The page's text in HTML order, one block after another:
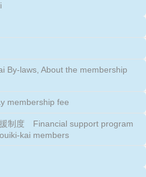
By-laws, About the membership
membership fee
制度 Financial support program
kai members